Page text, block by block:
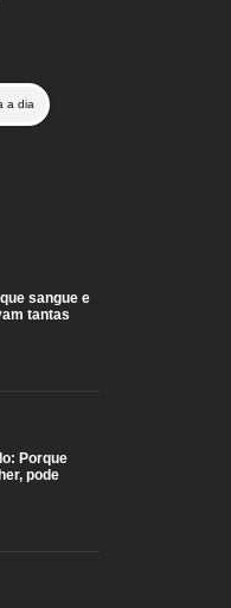
a dia
sangue e
tantas
Porque
pode